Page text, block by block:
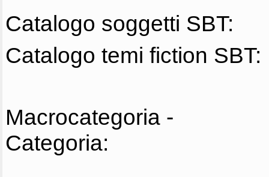
Catalogo soggetti SBT:
Catalogo temi fiction SBT:
Macrocategoria -
Categoria: